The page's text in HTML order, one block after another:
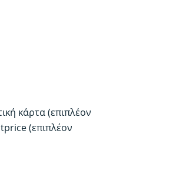
κάρτα (επιπλέον
(επιπλέον